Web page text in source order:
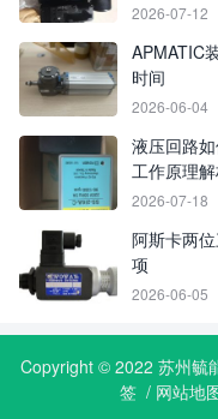
2026-07-12
APMATIC
时间
2026-06-04
液压回路
工作原理
2026-07-18
阿斯卡两
项
2026-06-05
Copyright © 2022 苏州毓
签 / 网站地